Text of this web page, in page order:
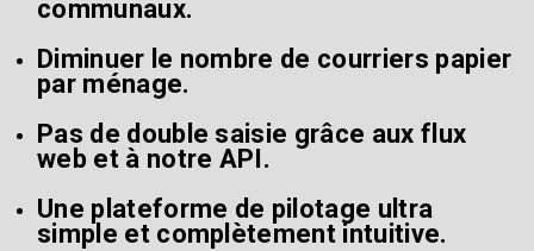
communaux.
Diminuer le nombre de courriers papier
par ménage.
Pas de double saisie grâce aux flux
web et à notre API.
Une plateforme de pilotage ultra
simple et complètement intuitive.